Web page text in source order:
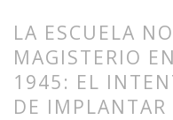
LA ESCUELA
MAGISTERIO
1945: EL
DE IMPLANTAR